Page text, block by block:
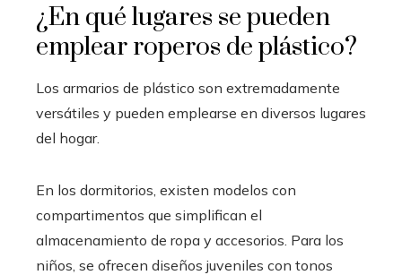
¿En qué lugares se pueden
emplear roperos de plástico?
Los armarios de plástico son extremadamente
versátiles y pueden emplearse en diversos lugares
del hogar.
En los dormitorios, existen modelos con
compartimentos que simplifican el
almacenamiento de ropa y accesorios. Para los
niños, se ofrecen diseños juveniles con tonos